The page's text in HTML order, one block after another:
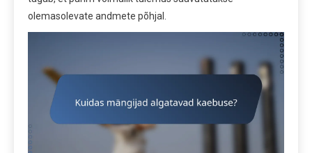
olemasolevate andmete põhjal.